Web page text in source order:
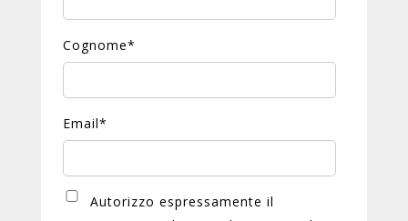
Cognome*
Email*
Autorizzo espressamente il